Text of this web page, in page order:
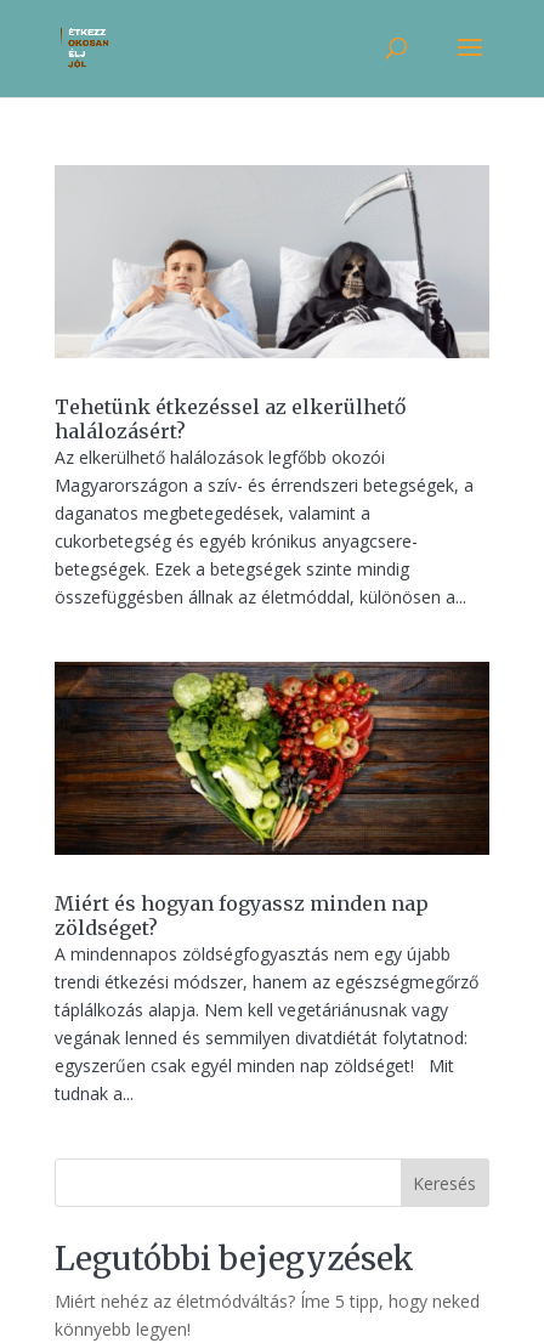
Tehetünk étkezéssel az elkerülhető
halálozásért?
Az elkerülhető halálozások legfőbb okozói
Magyarországon a szív- és érrendszeri betegségek, a
daganatos megbetegedések, valamint a
cukorbetegség és egyéb krónikus anyagcsere-
betegségek. Ezek a betegségek szinte mindig
összefüggésben állnak az életmóddal, különösen a...
Miért és hogyan fogyassz minden nap
zöldséget?
A mindennapos zöldségfogyasztás nem egy újabb
trendi étkezési módszer, hanem az egészségmegőrző
táplálkozás alapja. Nem kell vegetáriánusnak vagy
vegának lenned és semmilyen divatdiétát folytatnod:
egyszerűen csak egyél minden nap zöldséget! Mit
tudnak a...
Keresés
Legutóbbi bejegyzések
Miért nehéz az életmódváltás? Íme 5 tipp, hogy neked
könnyebb legyen!